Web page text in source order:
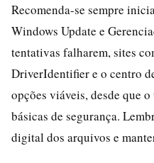
Recomenda-se sempre
Windows Update e
tentativas falharem, sites
DriverIdentifier e o centro
opções viáveis, desde que
básicas de segurança.
digital dos arquivos e